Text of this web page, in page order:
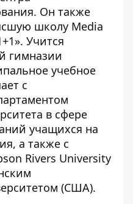
Он также
школу Media
Учится
гимназии
учебное
с
в сфере
учащихся на
а также с
Rivers University
(США).